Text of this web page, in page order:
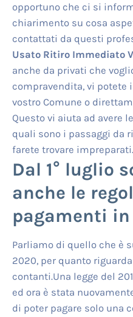
opportuno che ci si
chiarimento su cosa
contattati da questi
Usato Ritiro Immediato
anche da privati che
compravendita, vi potete
vostro Comune o
Questo vi aiuta ad avere
quali sono i passaggi da
farete trovare impreparati.
Dal 1° luglio
anche le
pagamenti
Parliamo di quello che è
2020, per quanto
contanti.Una legge del
ed ora è stata
di poter pagare solo una